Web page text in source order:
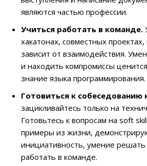
являются частью профессии.
Учиться работать в команде.
хакатонах, совместных проектах,
зависит от взаимодействия.
и находить компромиссы
знание языка программирования.
Готовиться к собеседованию
зацикливайтесь только на
Готовьтесь к вопросам на soft
примеры из жизни,
инициативность, умение
работать в команде.